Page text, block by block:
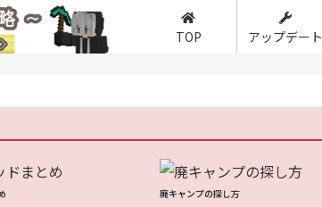
TOP アップデート
廃キャンプの探し方